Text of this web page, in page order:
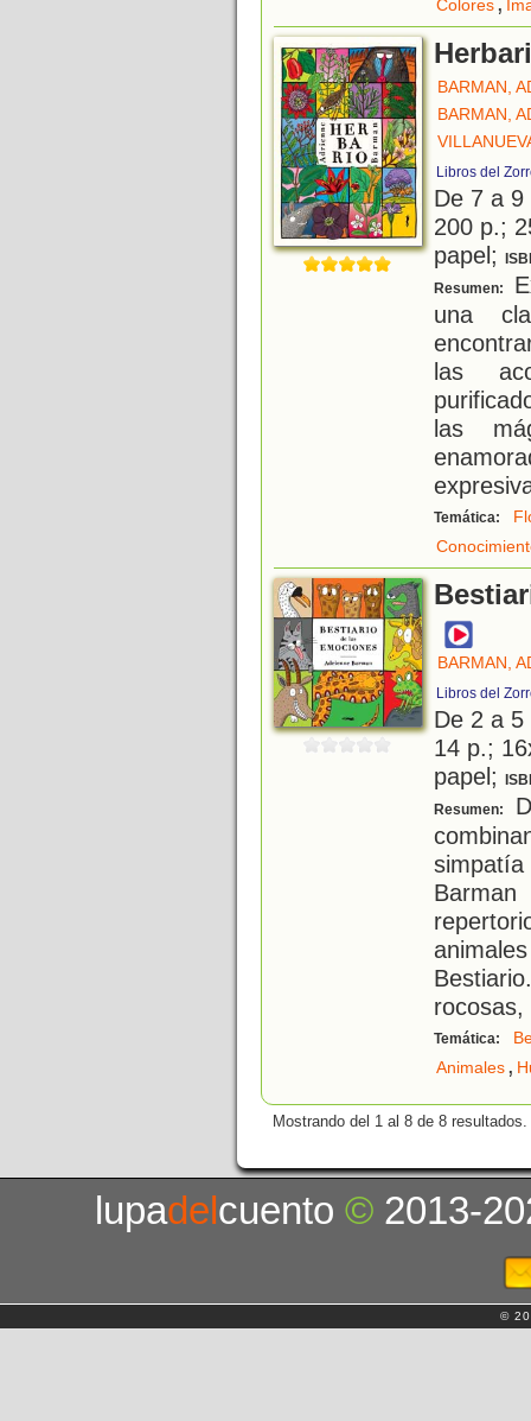
Colores
BARMAN,
BARMAN,
Libros del
De 7 a
200 p.;
papel;
Resumen:
una
las
las
Temática:
BARMAN,
Libros del
De 2 a
14 p.;
papel;
Resumen:
rocosas,
Temática:
Animales,
Mostrando del 1 al 8 de 8 resultados.
lupadelcuento© 2013-
©